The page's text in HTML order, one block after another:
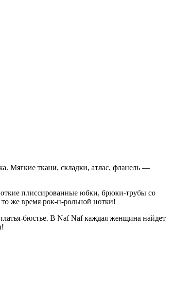
Мягкие ткани, складки, атлас, фланель —
плиссированные юбки, брюки-трубы со
же время рок-н-рольной нотки!
бюстье. В Naf Naf каждая женщина найдет